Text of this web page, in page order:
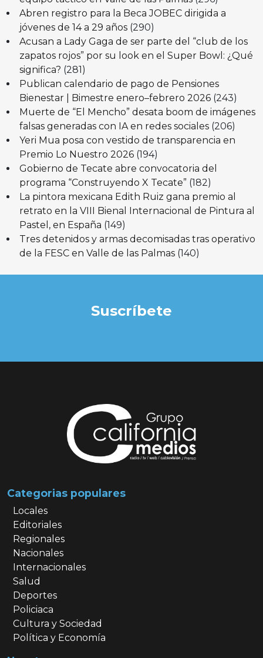
Abren registro para la Beca JOBEC dirigida a
jóvenes de 14 a 29 años (290)
Acusan a Lady Gaga de ser parte del “club de los
zapatos rojos” por su look en el Super Bowl: ¿Qué
significa? (281)
Publican calendario de pago de Pensiones
Bienestar | Bimestre enero–febrero 2026 (243)
Muerte de “El Mencho” desata boom de imágenes
falsas generadas con IA en redes sociales (206)
Yeri Mua posa con vestido de transparencia en
Premio Lo Nuestro 2026 (194)
Gobierno de Tecate abre convocatoria del
programa “Construyendo X Tecate” (182)
La pintora mexicana Edith Ruiz gana premio al
retrato en la VIII Bienal Internacional de Pintura al
Pastel, en España (149)
Tres detenidos y armas decomisadas tras operativo
de la FESC en Valle de las Palmas (140)
Suscríbete
Categorias populares
Locales
Editoriales
Regionales
Nacionales
Internacionales
Salud
Deportes
Policiaca
Cultura y Sociedad
Política y Economía